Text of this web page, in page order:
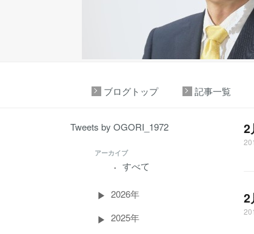
ブログトップ 記事一覧
Tweets by OGORI_1972
アーカイブ
すべて
2026年
2025年
2
2